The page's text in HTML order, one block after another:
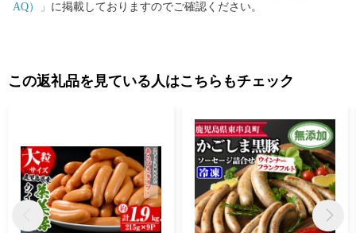
AQ）」 に掲載しておりますのでご確認ください。
この返礼品を見ている人はこちらもチェック